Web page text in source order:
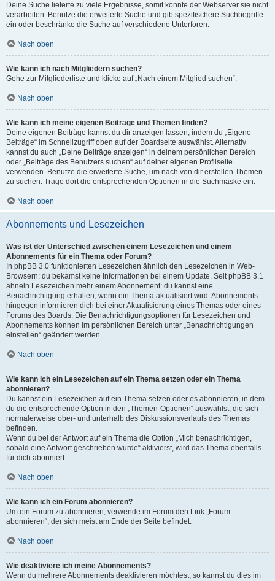
Deine Suche lieferte zu viele Ergebnisse, somit konnte der Webserver sie nicht
verarbeiten. Benutze die erweiterte Suche und gib spezifischere Suchbegriffe
ein oder beschränke die Suche auf verschiedene Unterforen.
Nach oben
Wie kann ich nach Mitgliedern suchen?
Gehe zur Mitgliederliste und klicke auf „Nach einem Mitglied suchen“.
Nach oben
Wie kann ich meine eigenen Beiträge und Themen finden?
Deine eigenen Beiträge kannst du dir anzeigen lassen, indem du „Eigene
Beiträge“ im Schnellzugriff oben auf der Boardseite auswählst. Alternativ
kannst du auch „Deine Beiträge anzeigen“ in deinem persönlichen Bereich
oder „Beiträge des Benutzers suchen“ auf deiner eigenen Profilseite
verwenden. Benutze die erweiterte Suche, um nach von dir erstellen Themen
zu suchen. Trage dort die entsprechenden Optionen in die Suchmaske ein.
Nach oben
Abonnements und Lesezeichen
Was ist der Unterschied zwischen einem Lesezeichen und einem
Abonnements für ein Thema oder Forum?
In phpBB 3.0 funktionierten Lesezeichen ähnlich den Lesezeichen in Web-
Browsern: du bekamst keine Informationen bei einem Update. Seit phpBB 3.1
ähneln Lesezeichen mehr einem Abonnement: du kannst eine
Benachrichtigung erhalten, wenn ein Thema aktualisiert wird. Abonnements
hingegen informieren dich bei einer Aktualisierung eines Themas oder eines
Forums des Boards. Die Benachrichtigungsoptionen für Lesezeichen und
Abonnements können im persönlichen Bereich unter „Benachrichtigungen
einstellen“ geändert werden.
Nach oben
Wie kann ich ein Lesezeichen auf ein Thema setzen oder ein Thema
abonnieren?
Du kannst ein Lesezeichen auf ein Thema setzen oder es abonnieren, in dem
du die entsprechende Option in den „Themen-Optionen“ auswählst, die sich
normalerweise ober- und unterhalb des Diskussionsverlaufs des Themas
befinden.
Wenn du bei der Antwort auf ein Thema die Option „Mich benachrichtigen,
sobald eine Antwort geschrieben wurde“ aktivierst, wird das Thema ebenfalls
für dich abonniert.
Nach oben
Wie kann ich ein Forum abonnieren?
Um ein Forum zu abonnieren, verwende im Forum den Link „Forum
abonnieren“, der sich meist am Ende der Seite befindet.
Nach oben
Wie deaktiviere ich meine Abonnements?
Wenn du mehrere Abonnements deaktivieren möchtest, so kannst du dies im